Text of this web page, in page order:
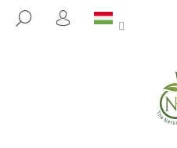
KERESÉS
BEJELENTKEZÉS